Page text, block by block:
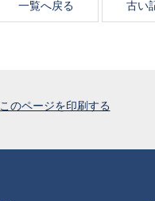
一覧へ戻る 古い
このページを印刷する